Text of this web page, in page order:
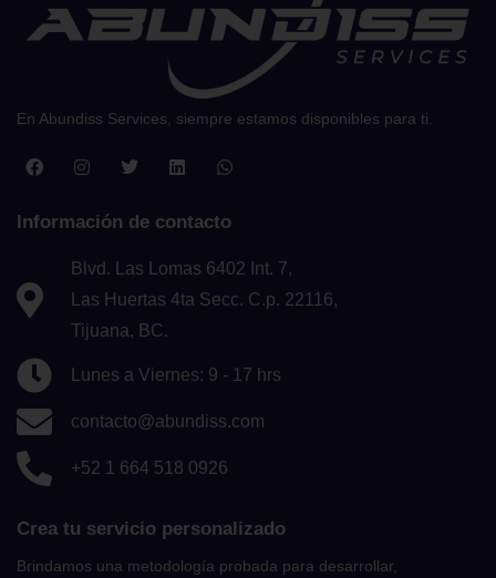
En Abundiss Services, siempre estamos disponibles para ti.
Información de contacto
Blvd. Las Lomas 6402 Int. 7,
Las Huertas 4ta Secc. C.p. 22116,
Tijuana, BC.
Lunes a Viernes: 9 - 17 hrs
contacto@abundiss.com
+52 1 664 518 0926
Crea tu servicio personalizado
Brindamos una metodología probada para desarrollar,